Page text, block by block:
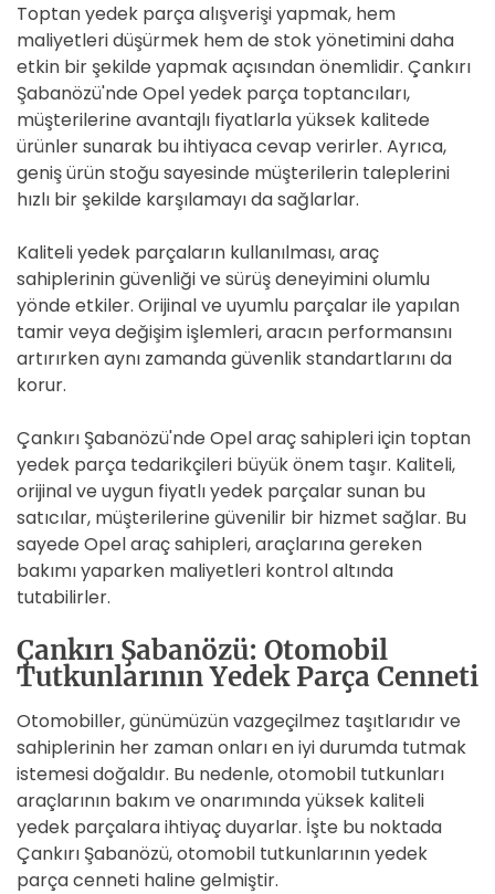
Toptan yedek parça alışverişi yapmak, hem
maliyetleri düşürmek hem de stok yönetimini daha
etkin bir şekilde yapmak açısından önemlidir. Çankırı
Şabanözü'nde Opel yedek parça toptancıları,
müşterilerine avantajlı fiyatlarla yüksek kalitede
ürünler sunarak bu ihtiyaca cevap verirler. Ayrıca,
geniş ürün stoğu sayesinde müşterilerin taleplerini
hızlı bir şekilde karşılamayı da sağlarlar.
Kaliteli yedek parçaların kullanılması, araç
sahiplerinin güvenliği ve sürüş deneyimini olumlu
yönde etkiler. Orijinal ve uyumlu parçalar ile yapılan
tamir veya değişim işlemleri, aracın performansını
artırırken aynı zamanda güvenlik standartlarını da
korur.
Çankırı Şabanözü'nde Opel araç sahipleri için toptan
yedek parça tedarikçileri büyük önem taşır. Kaliteli,
orijinal ve uygun fiyatlı yedek parçalar sunan bu
satıcılar, müşterilerine güvenilir bir hizmet sağlar. Bu
sayede Opel araç sahipleri, araçlarına gereken
bakımı yaparken maliyetleri kontrol altında
tutabilirler.
Çankırı Şabanözü: Otomobil
Tutkunlarının Yedek Parça Cenneti
Otomobiller, günümüzün vazgeçilmez taşıtlarıdır ve
sahiplerinin her zaman onları en iyi durumda tutmak
istemesi doğaldır. Bu nedenle, otomobil tutkunları
araçlarının bakım ve onarımında yüksek kaliteli
yedek parçalara ihtiyaç duyarlar. İşte bu noktada
Çankırı Şabanözü, otomobil tutkunlarının yedek
parça cenneti haline gelmiştir.